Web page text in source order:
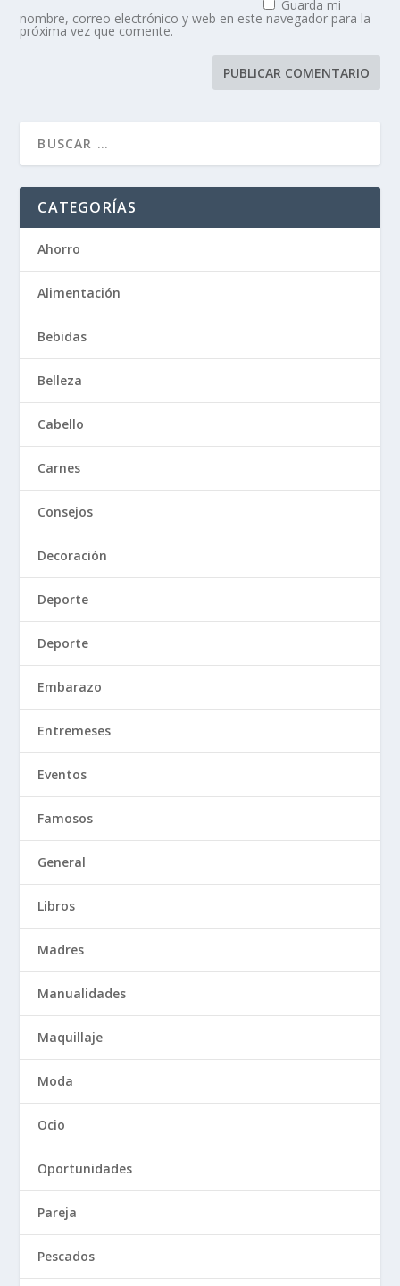
Guarda mi
nombre, correo electrónico y web en este navegador para la
próxima vez que comente.
CATEGORÍAS
Ahorro
Alimentación
Bebidas
Belleza
Cabello
Carnes
Consejos
Decoración
Deporte
Deporte
Embarazo
Entremeses
Eventos
Famosos
General
Libros
Madres
Manualidades
Maquillaje
Moda
Ocio
Oportunidades
Pareja
Pescados